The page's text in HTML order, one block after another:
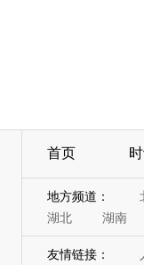
首页
地方频道：
湖北
湖南
友情链接：